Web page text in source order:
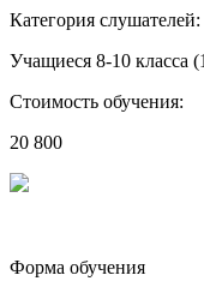
Категория слушателей:
Учащиеся 8-10 класса
Стоимость обучения:
20 800
Форма обучения